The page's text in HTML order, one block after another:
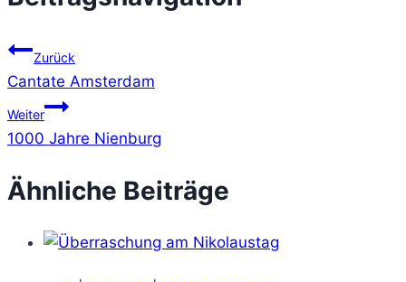
Zurück
Cantate Amsterdam
Weiter
1000 Jahre Nienburg
Ähnliche Beiträge